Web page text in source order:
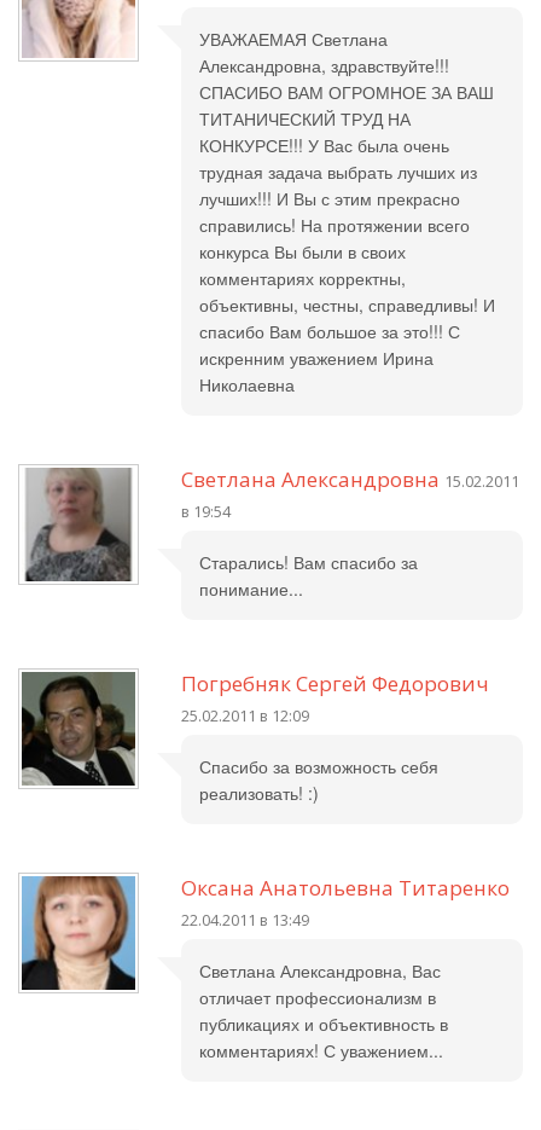
УВАЖАЕМАЯ Светлана
Александровна, здравствуйте!!!
СПАСИБО ВАМ ОГРОМНОЕ ЗА ВАШ
ТИТАНИЧЕСКИЙ ТРУД НА
КОНКУРСЕ!!! У Вас была очень
трудная задача выбрать лучших из
лучших!!! И Вы с этим прекрасно
справились! На протяжении всего
конкурса Вы были в своих
комментариях корректны,
объективны, честны, справедливы! И
спасибо Вам большое за это!!! С
искренним уважением Ирина
Николаевна
Светлана Александровна 15.02.2011
в 19:54
Старались! Вам спасибо за
понимание...
Погребняк Сергей Федорович
25.02.2011 в 12:09
Спасибо за возможность себя
реализовать! :)
Оксана Анатольевна Титаренко
22.04.2011 в 13:49
Светлана Александровна, Вас
отличает профессионализм в
публикациях и объективность в
комментариях! С уважением...